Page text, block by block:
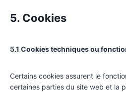
5. Cookies
5.1 Cookies techniques ou
Certains cookies assurent le
certaines parties du site web et la